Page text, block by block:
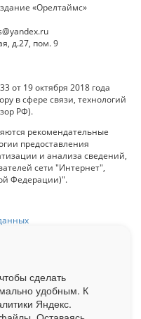
«Орелтаймс»
д.27, пом. 9
от 19 октября 2018 года
в сфере связи, технологий
РФ).
рекомендательные
предоставления
и анализа сведений,
сети "Интернет",
Федерации)".
доступна на сайте
сделать
удобным. К
Яндекс.